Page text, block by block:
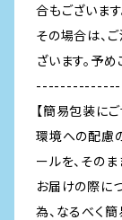
合もございます
その場合は、
ざいます。予め
【簡易包装に
環境への配慮
ールを、その
お届けの際に
為、なるべく